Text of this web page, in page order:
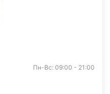
Пн-Вс: 09:00 - 21:00